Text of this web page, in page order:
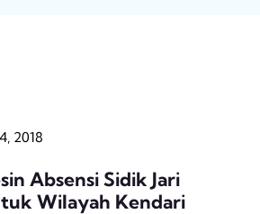
2018
Absensi Sidik Jari
Wilayah Kendari